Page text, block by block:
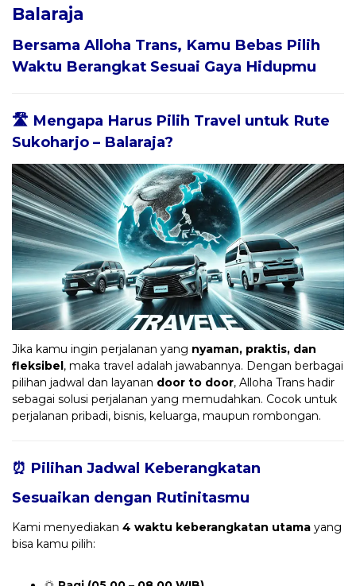
Balaraja
Bersama Alloha Trans, Kamu Bebas Pilih
Waktu Berangkat Sesuai Gaya Hidupmu
🛣️ Mengapa Harus Pilih Travel untuk Rute
Sukoharjo – Balaraja?
Jika kamu ingin perjalanan yang nyaman, praktis, dan
fleksibel, maka travel adalah jawabannya. Dengan berbagai
pilihan jadwal dan layanan door to door, Alloha Trans hadir
sebagai solusi perjalanan yang memudahkan. Cocok untuk
perjalanan pribadi, bisnis, keluarga, maupun rombongan.
⏰ Pilihan Jadwal Keberangkatan
Sesuaikan dengan Rutinitasmu
Kami menyediakan 4 waktu keberangkatan utama yang
bisa kamu pilih: